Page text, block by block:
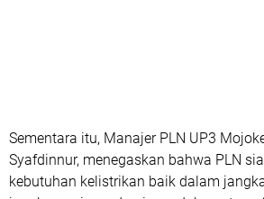
Sementara itu, Manajer PLN UP3
Syafdinnur, menegaskan bahwa PLN
kebutuhan kelistrikan baik dalam